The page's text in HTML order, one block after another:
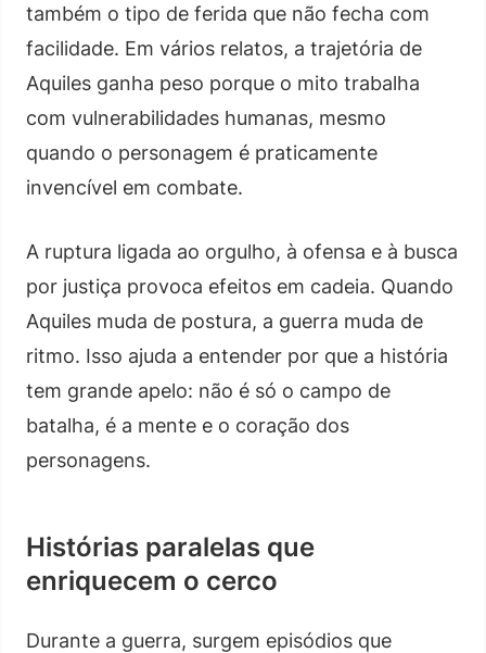
também o tipo de ferida que não fecha com
facilidade. Em vários relatos, a trajetória de
Aquiles ganha peso porque o mito trabalha
com vulnerabilidades humanas, mesmo
quando o personagem é praticamente
invencível em combate.
A ruptura ligada ao orgulho, à ofensa e à busca
por justiça provoca efeitos em cadeia. Quando
Aquiles muda de postura, a guerra muda de
ritmo. Isso ajuda a entender por que a história
tem grande apelo: não é só o campo de
batalha, é a mente e o coração dos
personagens.
Histórias paralelas que
enriquecem o cerco
Durante a guerra, surgem episódios que